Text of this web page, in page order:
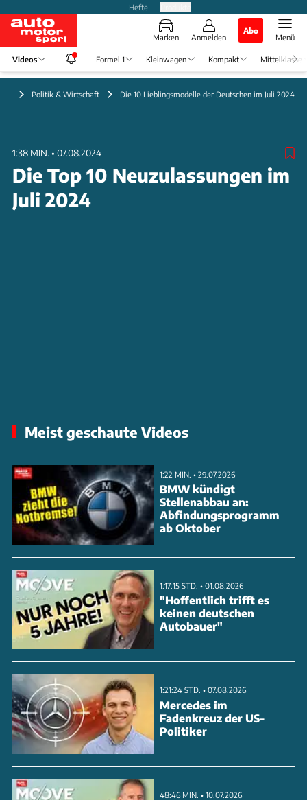
Hefte
Marken Anmelden
Abo
Menü
Videos Formel 1 Kleinwagen Kompakt Mittelklasse
Politik & Wirtschaft Die 10 Lieblingsmodelle der Deutschen im Juli 2024
1:38 MIN. • 07.08.2024
Die Top 10 Neuzulassungen im
Juli 2024
Meist geschaute Videos
1:22 MIN. • 29.07.2026
BMW kündigt
Stellenabbau an:
Abfindungsprogramm
ab Oktober
1:17:15 STD. • 01.08.2026
"Hoffentlich trifft es
keinen deutschen
Autobauer"
1:21:24 STD. • 07.08.2026
Mercedes im
Fadenkreuz der US-
Politiker
48:46 MIN. • 10.07.2026